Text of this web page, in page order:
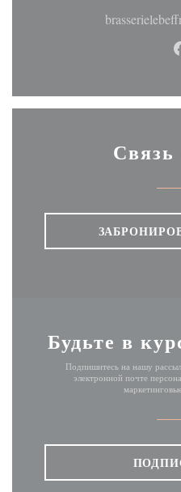
Связь
Будьте в
Подпишитесь на нашу
электронной почте